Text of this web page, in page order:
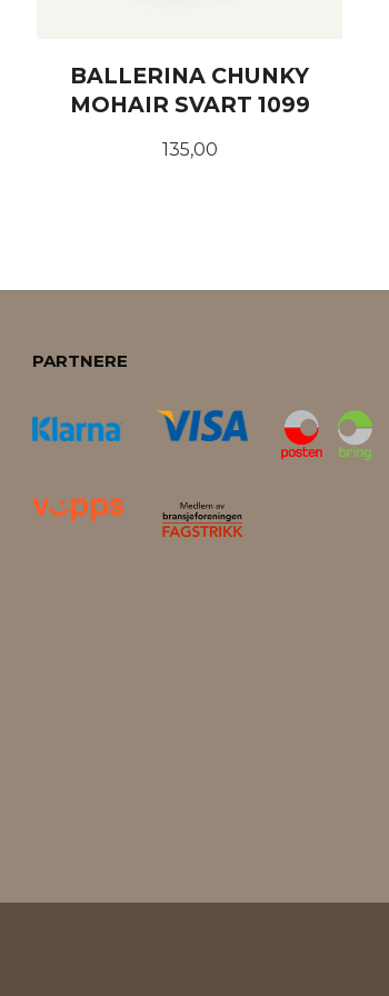
BALLERINA CHUNKY
MOHAIR SVART 1099
Pris
135,00
PARTNERE